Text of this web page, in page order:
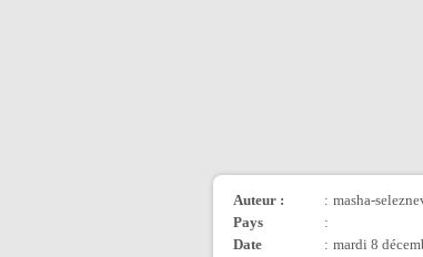
Auteur : : masha-
Pays
:
Date
: mardi 8